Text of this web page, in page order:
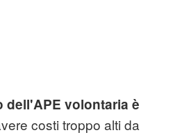
dell'APE volontaria è
costi troppo alti da